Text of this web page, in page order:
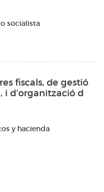
socialista
fiscals, de gestió
i d'organització d
y hacienda